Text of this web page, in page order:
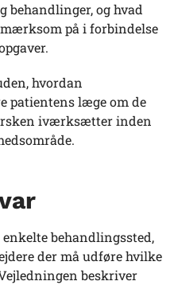
og hvad
på i forbindelse
hvordan
patientens læge om de
iværksætter inden
behandlingssted,
der må udføre hvilke
beskriver